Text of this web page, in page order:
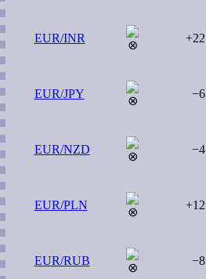
EUR/INR +22
EUR/JPY −6
EUR/NZD −4
EUR/PLN +12
EUR/RUB −8